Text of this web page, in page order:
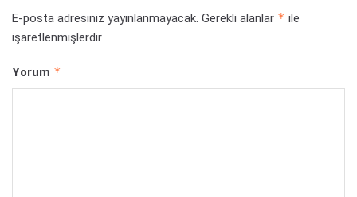
E-posta adresiniz yayınlanmayacak. Gerekli alanlar * ile
işaretlenmişlerdir
Yorum *